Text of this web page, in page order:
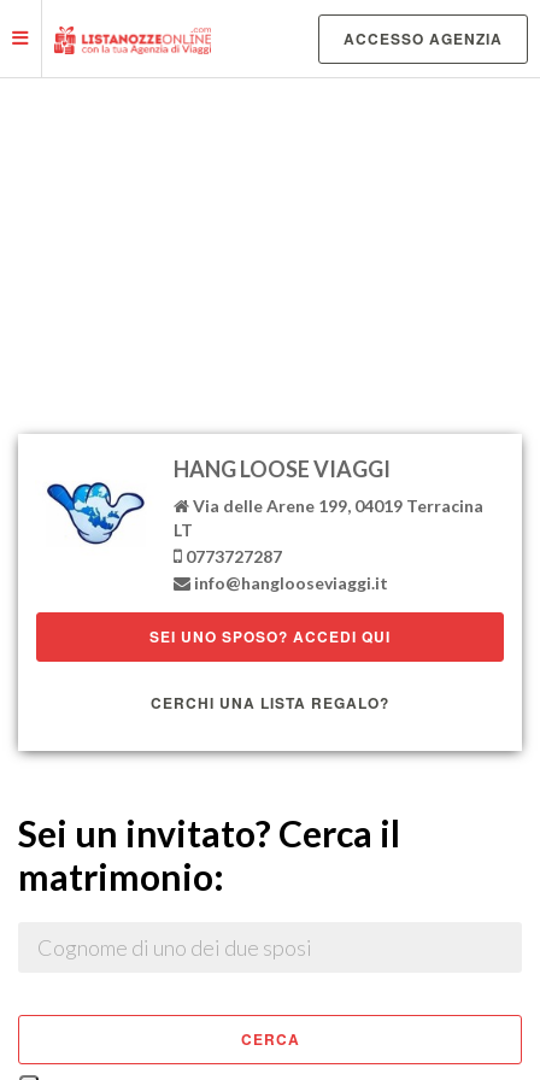
ACCESSO AGENZIA
HANG LOOSE VIAGGI
Via delle Arene 199, 04019 Terracina
LT
0773727287
SEI UNO SPOSO? ACCEDI QUI
CERCHI UNA LISTA REGALO?
Sei un invitato? Cerca il
matrimonio:
CERCA
Informativa sulla raccolta